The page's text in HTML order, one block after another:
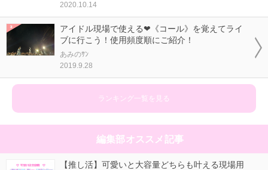
2020.10.14
アイドル現場で使える❤《コール》を覚えてライ
ブに行こう！使用頻度順にご紹介！
あみのｻﾝ
2019.9.28
ランキング一覧を見る
編集部オススメ記事
【推し活】可愛いと大容量どちらも叶える現場用